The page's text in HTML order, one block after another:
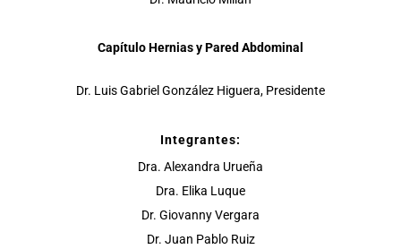
Capítulo Hernias y Pared Abdominal
Dr. Luis Gabriel González Higuera, Presidente
Integrantes:
Dra. Alexandra Urueña
Dra. Elika Luque
Dr. Giovanny Vergara
Dr. Juan Pablo Ruiz